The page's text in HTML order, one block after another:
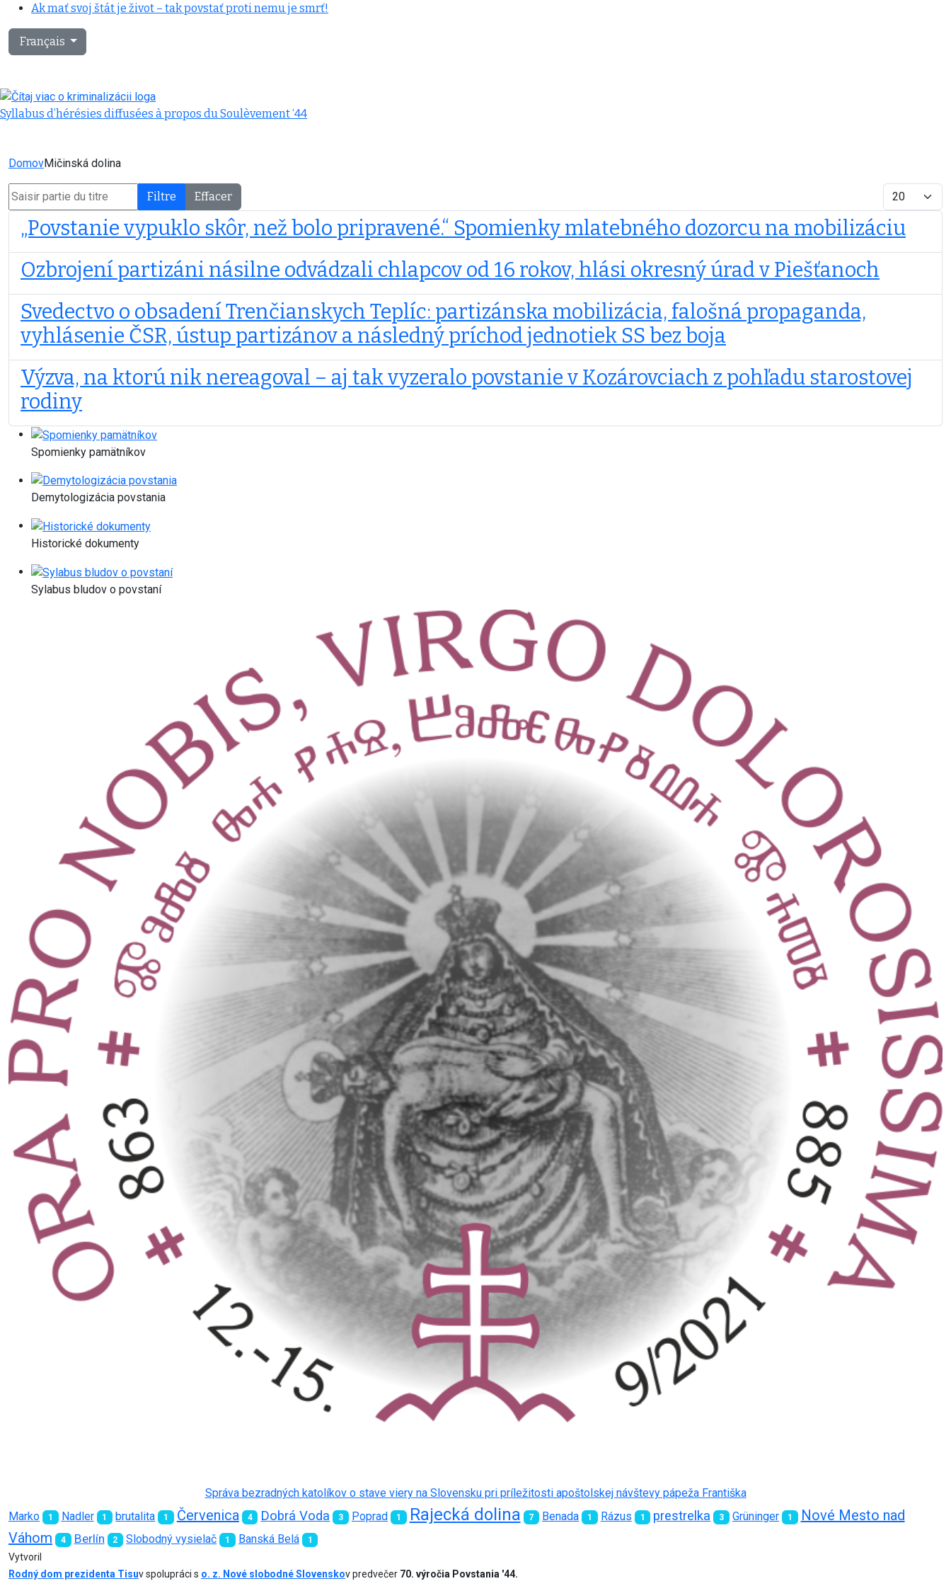
Ak mať svoj štát je život – tak povstať proti nemu je smrť!
Sélectionnez votre langue
Français
Syllabus d’hérésies diffusées à propos du Soulèvement ‘44
DomovMičinská dolina
Saisir partie du titre Filtre Effacer Afficher #
„Povstanie vypuklo skôr, než bolo pripravené.“ Spomienky mlatebného dozorcu na mobilizáciu
Ozbrojení partizáni násilne odvádzali chlapcov od 16 rokov, hlási okresný úrad v Piešťanoch
Svedectvo o obsadení Trenčianskych Teplíc: partizánska mobilizácia, falošná propaganda,
vyhlásenie ČSR, ústup partizánov a následný príchod jednotiek SS bez boja
Výzva, na ktorú nik nereagoval – aj tak vyzeralo povstanie v Kozárovciach z pohľadu starostovej
rodiny
Spomienky pamätníkov
Demytologizácia povstania
Historické dokumenty
Sylabus bludov o povstaní
Správa bezradných katolíkov o stave viery na Slovensku pri príležitosti apoštolskej návštevy pápeža Františka
Marko
1 Nadler 1 brutalita 1 Červenica 4 Dobrá Voda 3 Poprad 1 Rajecká dolina 7 Benada 1 Rázus 1 prestrelka 3 Grüninger 1
Nové Mesto nad
Váhom
4 Berlín 2 Slobodný vysielač 1 Banská Belá 1
Vytvoril
Rodný dom prezidenta Tisuv spolupráci s o. z. Nové slobodné Slovenskov predvečer 70. výročia Povstania '44.